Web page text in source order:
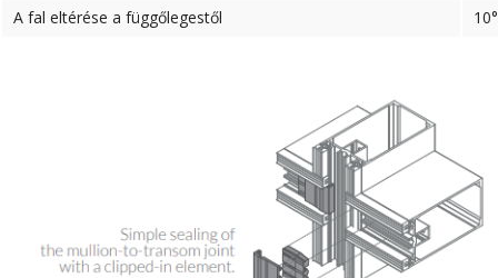
A fal eltérése a függőlegestől
10°